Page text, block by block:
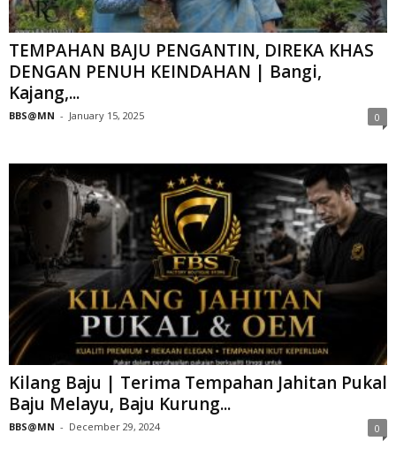
TEMPAHAN BAJU PENGANTIN, DIREKA KHAS
DENGAN PENUH KEINDAHAN | Bangi,
Kajang,...
BBS@MN - January 15, 2025 0
Kilang Baju | Terima Tempahan Jahitan Pukal
Baju Melayu, Baju Kurung...
BBS@MN - December 29, 2024 0